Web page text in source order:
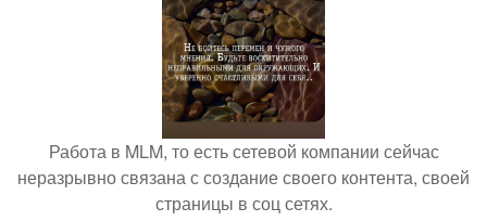
Работа в MLM, то есть сетевой компании сейчас
неразрывно связана с создание своего контента, своей
страницы в соц сетях.